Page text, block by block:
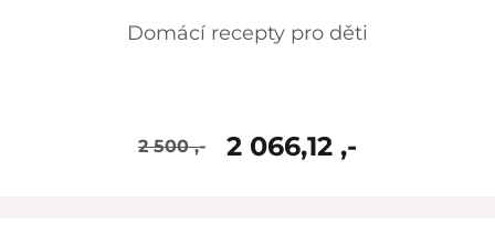
Domácí recepty pro děti
2 500 ,- 2 066,12 ,-